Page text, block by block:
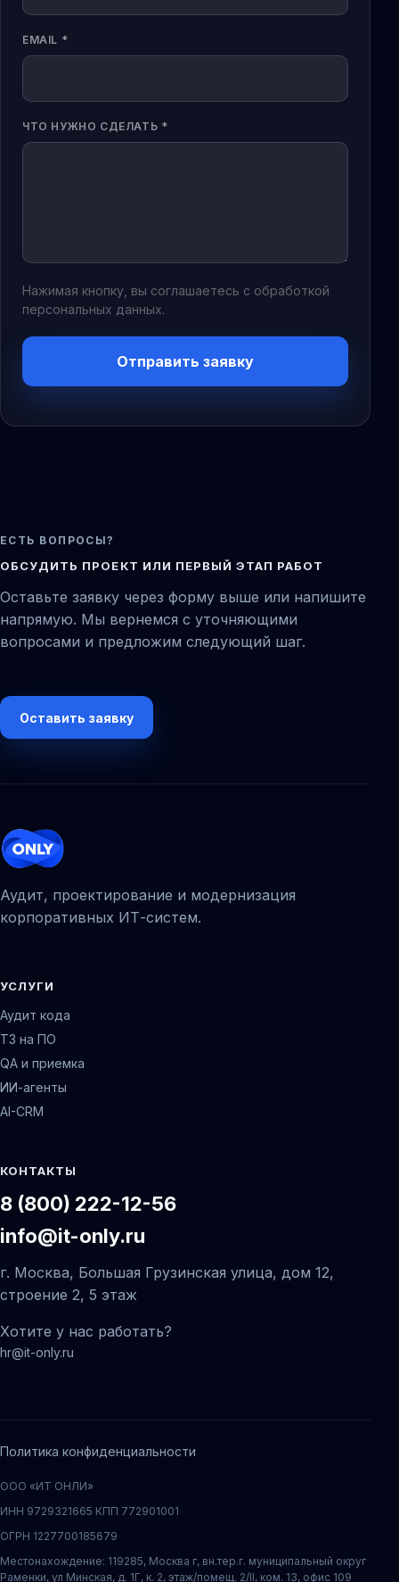
EMAIL *
ЧТО НУЖНО СДЕЛАТЬ *
Нажимая кнопку, вы соглашаетесь с обработкой
персональных данных.
Отправить заявку
ЕСТЬ ВОПРОСЫ?
ОБСУДИТЬ ПРОЕКТ ИЛИ ПЕРВЫЙ ЭТАП РАБОТ
Оставьте заявку через форму выше или напишите
напрямую. Мы вернемся с уточняющими
вопросами и предложим следующий шаг.
Оставить заявку
Аудит, проектирование и модернизация
корпоративных ИТ-систем.
УСЛУГИ
Аудит кода
ТЗ на ПО
QA и приемка
ИИ-агенты
AI-CRM
КОНТАКТЫ
8 (800) 222-12-56
info@it-only.ru
г. Москва, Большая Грузинская улица, дом 12,
строение 2, 5 этаж
Хотите у нас работать?
hr@it-only.ru
Политика конфиденциальности
ООО «ИТ ОНЛИ»
ИНН 9729321665 КПП 772901001
ОГРН 1227700185679
Местонахождение: 119285, Москва г, вн.тер.г. муниципальный округ
Раменки, ул Минская, д. 1Г, к. 2, этаж/помещ. 2/II, ком. 13, офис 109